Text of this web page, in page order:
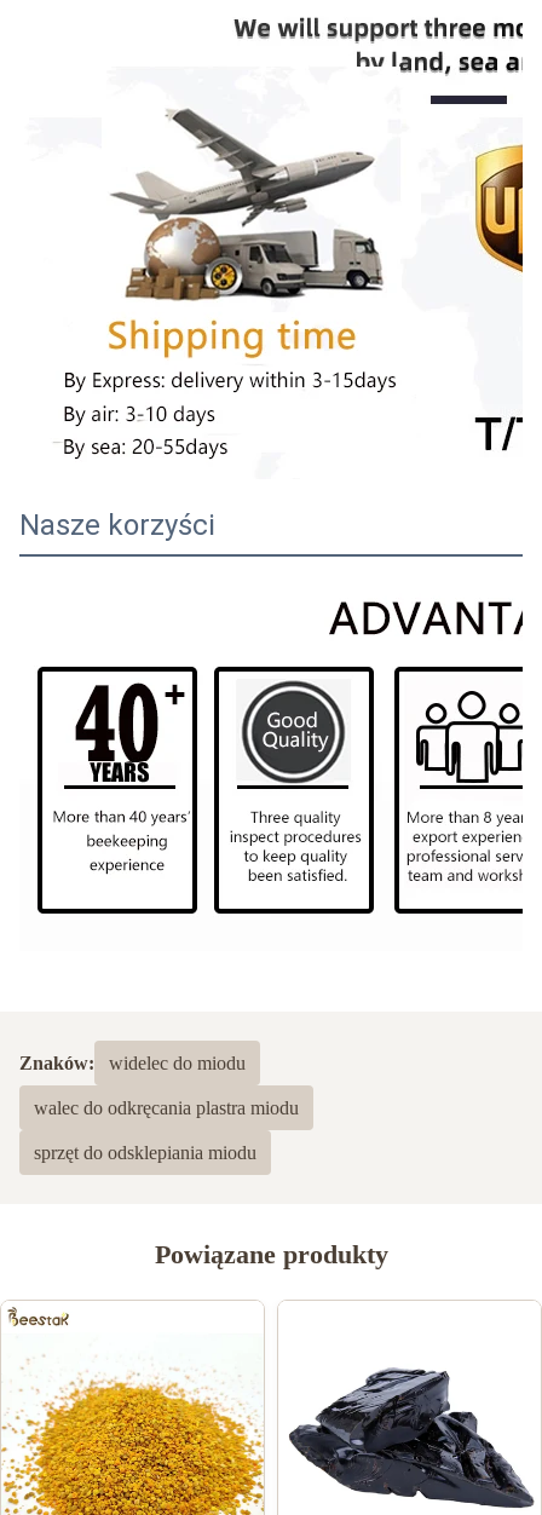
Nasze korzyści
Znaków: widelec do miodu
walec do odkręcania plastra miodu
sprzęt do odsklepiania miodu
Powiązane produkty